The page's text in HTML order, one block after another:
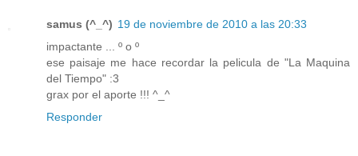
samus (^_^) 19 de noviembre de 2010 a las 20:33
impactante ... º o º
ese paisaje me hace recordar la pelicula de "La Maquina
del Tiempo" :3
grax por el aporte !!! ^_^
Responder